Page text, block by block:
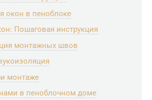
окон в пеноблоке
Пошаговая инструкция
монтажных швов
монтаже
в пеноблочном доме